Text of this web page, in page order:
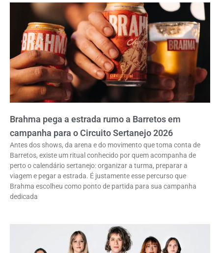
Brahma pega a estrada rumo a Barretos em
campanha para o Circuito Sertanejo 2026
Antes dos shows, da arena e do movimento que toma conta de
Barretos, existe um ritual conhecido por quem acompanha de
perto o calendário sertanejo: organizar a turma, preparar a
viagem e pegar a estrada. É justamente esse percurso que
Brahma escolheu como ponto de partida para sua campanha
dedicada